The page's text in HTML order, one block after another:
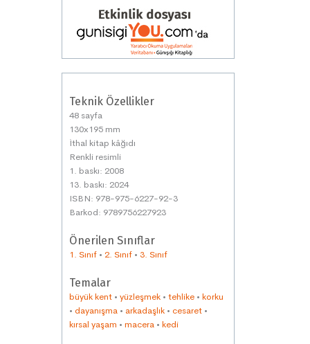
Teknik Özellikler
48 sayfa
130x195 mm
İthal kitap kâğıdı
Renkli resimli
1. baskı: 2008
13. baskı: 2024
ISBN: 978-975-6227-92-3
Barkod: 9789756227923
Önerilen Sınıflar
1. Sınıf • 2. Sınıf • 3. Sınıf
Temalar
büyük kent • yüzleşmek • tehlike • korku
• dayanışma • arkadaşlık • cesaret •
kırsal yaşam • macera • kedi